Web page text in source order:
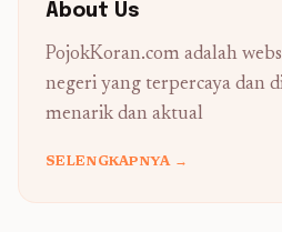
About Us
PojokKoran.com adalah
negeri yang terpercaya dan
menarik dan aktual
SELENGKAPNYA →